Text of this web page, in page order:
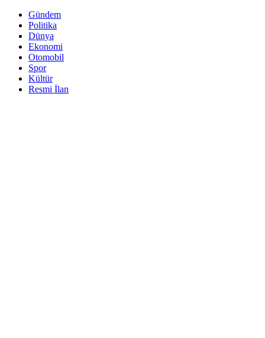
Gündem
Politika
Dünya
Ekonomi
Otomobil
Spor
Kültür
Resmi İlan